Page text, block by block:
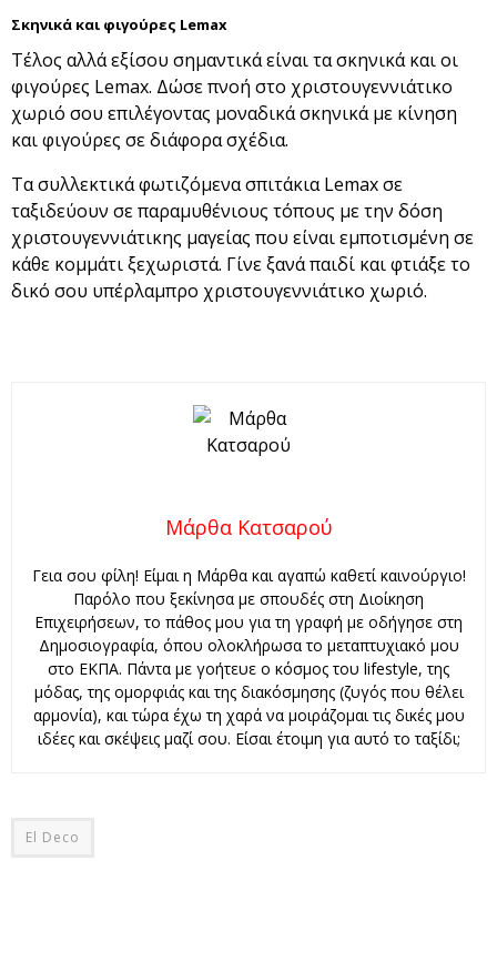
Σκηνικά και φιγούρες Lemax
Τέλος αλλά εξίσου σημαντικά είναι τα σκηνικά και οι
φιγούρες Lemax. Δώσε πνοή στο χριστουγεννιάτικο
χωριό σου επιλέγοντας μοναδικά σκηνικά με κίνηση
και φιγούρες σε διάφορα σχέδια.
Τα συλλεκτικά φωτιζόμενα σπιτάκια Lemax σε
ταξιδεύουν σε παραμυθένιους τόπους με την δόση
χριστουγεννιάτικης μαγείας που είναι εμποτισμένη σε
κάθε κομμάτι ξεχωριστά. Γίνε ξανά παιδί και φτιάξε το
δικό σου υπέρλαμπρο χριστουγεννιάτικο χωριό.
Μάρθα Κατσαρού
Γεια σου φίλη! Είμαι η Μάρθα και αγαπώ καθετί καινούργιο!
Παρόλο που ξεκίνησα με σπουδές στη Διοίκηση
Επιχειρήσεων, το πάθος μου για τη γραφή με οδήγησε στη
Δημοσιογραφία, όπου ολοκλήρωσα το μεταπτυχιακό μου
στο ΕΚΠΑ. Πάντα με γοήτευε ο κόσμος του lifestyle, της
μόδας, της ομορφιάς και της διακόσμησης (ζυγός που θέλει
αρμονία), και τώρα έχω τη χαρά να μοιράζομαι τις δικές μου
ιδέες και σκέψεις μαζί σου. Είσαι έτοιμη για αυτό το ταξίδι;
El Deco